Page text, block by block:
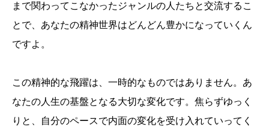
まで関わってこなかったジャンルの人たちと交流するこ
とで、あなたの精神世界はどんどん豊かになっていくん
ですよ。
この精神的な飛躍は、一時的なものではありません。あ
なたの人生の基盤となる大切な変化です。焦らずゆっく
りと、自分のペースで内面の変化を受け入れていってく